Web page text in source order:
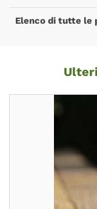
Elenco di tutte le